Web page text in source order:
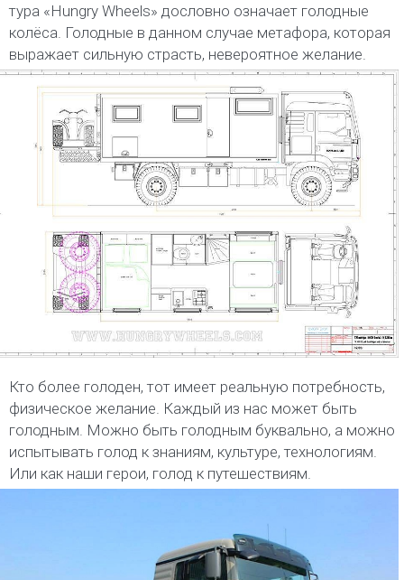
тура «Hungry Wheels» дословно означает голодные
колёса. Голодные в данном случае метафора, которая
выражает сильную страсть, невероятное желание.
Кто более голоден, тот имеет реальную потребность,
физическое желание. Каждый из нас может быть
голодным. Можно быть голодным буквально, а можно
испытывать голод к знаниям, культуре, технологиям.
Или как наши герои, голод к путешествиям.